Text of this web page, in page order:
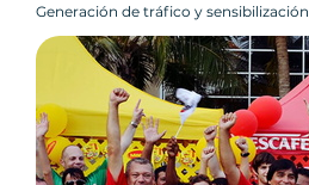
Generación de tráfico y sensibilización